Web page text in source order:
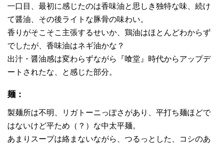
一口目、最初に感じたのは香味油と思しき独特な味、続け
て醤油、その後ライトな豚骨の味わい。
香りがそこそこ主張するせいか、鶏油はほとんどわからず
でしたが、香味油はネギ油かな？
出汁・醤油感は変わらずながら『喰堂』時代からアップデ
ートされたな、と感じた部分。
麺：
製麺所は不明、リガトーニっぽさがあり、平打ち麺ほどで
はないけど平ため（？）な中太平麺。
あまりスープは絡まないながら、つるっとした、コシのあ